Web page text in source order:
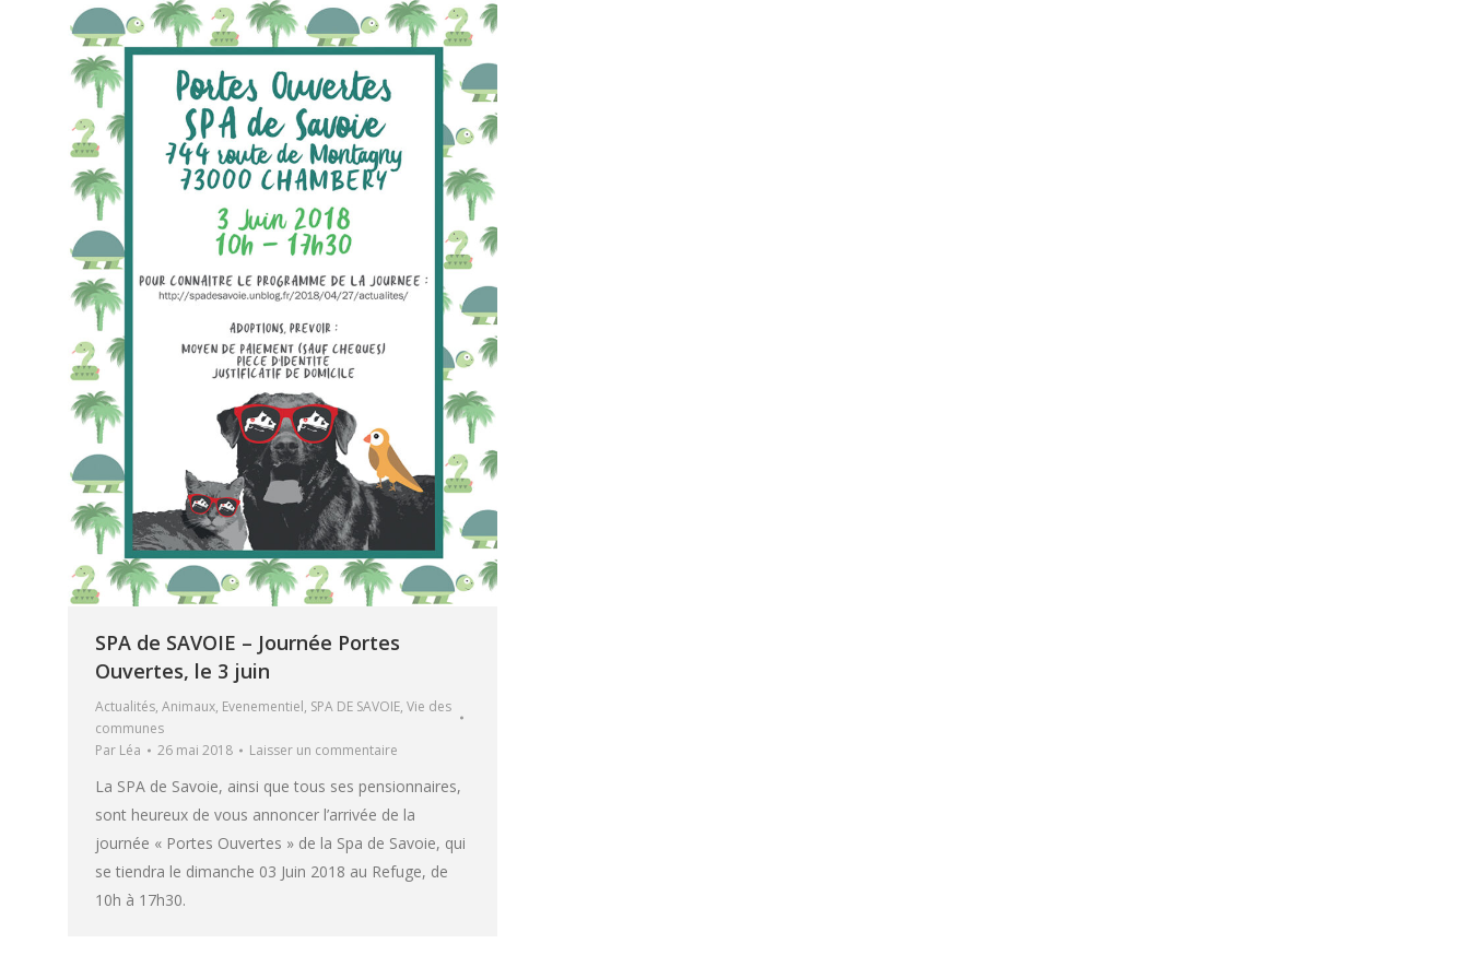
SPA de SAVOIE – Journée Portes
Ouvertes, le 3 juin
Actualités, Animaux, Evenementiel, SPA DE SAVOIE, Vie des
communes
Par Léa 26 mai 2018 Laisser un commentaire
La SPA de Savoie, ainsi que tous ses pensionnaires,
sont heureux de vous annoncer l’arrivée de la
journée « Portes Ouvertes » de la Spa de Savoie, qui
se tiendra le dimanche 03 Juin 2018 au Refuge, de
10h à 17h30.